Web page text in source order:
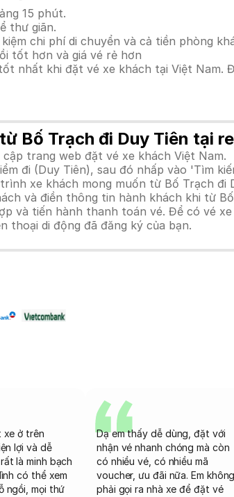
15 phút.
thư giãn.
chi phí di chuyển và cả tiền phòng
tốt hơn và giá vé rẻ hơn
nhất khi đặt vé xe khách tại Việt Nam.
Bố Trạch đi Duy Tiên tại
trang web đặt vé xe khách Việt Nam.
đi (Duy Tiên), sau đó nhấp vào 'Tìm
xe khách mong muốn từ Bố Trạch
và điền thông tin hành khách khi từ
và tiến hành thanh toán vé. Để có vé
thoại di động đã đăng ký của bạn.
xe ở trên
lợi và dễ
là minh bạch
có thể xem
ngồi, mọi thứ
Dạ em thấy dễ dùng, đặt với
nhận vé nhanh chóng mà còn
có nhiều vé, có nhiều mã
voucher, ưu đãi nữa. Em không
phải gọi ra nhà xe để đặt vé